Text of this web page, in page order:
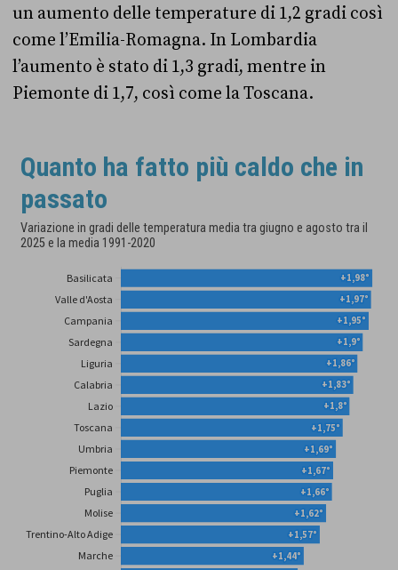
un aumento delle temperature di 1,2 gradi così
come l’Emilia-Romagna. In Lombardia
l’aumento è stato di 1,3 gradi, mentre in
Piemonte di 1,7, così come la Toscana.